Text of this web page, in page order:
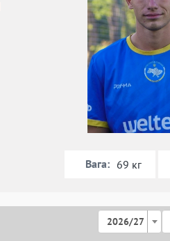
Вага: 69 кг
2026/27